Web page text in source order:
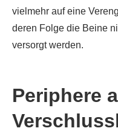
vielmehr auf eine
deren Folge die Beine
versorgt werden.
Periphere